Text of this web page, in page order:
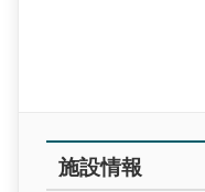
施設情報